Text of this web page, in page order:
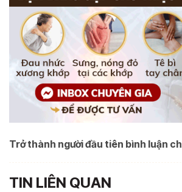
Trở thành người đầu tiên bình luận
TIN LIÊN QUAN